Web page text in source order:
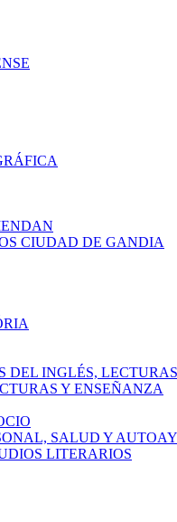
CIUDAD DE GANDIA
DEL INGLÉS,
Y ENSEÑANZA
SALUD Y
LITERARIOS